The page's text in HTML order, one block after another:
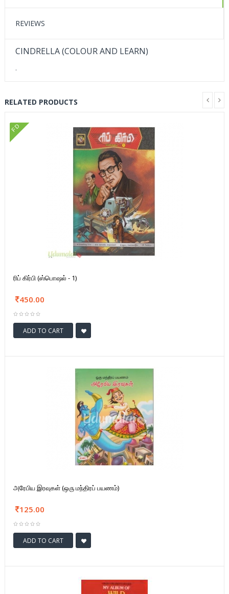
REVIEWS
CINDRELLA (COLOUR AND LEARN)
.
RELATED PRODUCTS
FD
ரிப் கிர்பி (ஸ்பொஷல் - 1)
450.00
ADD TO CART
அரேபிய இரவுகள் (ஒரு மந்திரப் பயணம்)
125.00
ADD TO CART